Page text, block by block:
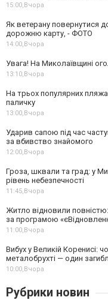
15:00, Вчора
Як ветерану повернутися
дорожню карту, - ФОТО
14:00, Вчора
Увага! На Миколаївщині
13:10, Вчора
На трьох популярних
паличку
13:00, Вчора
Ударив сапою під час
за вбивство знайомого
12:00, Вчора
Гроза, шквали та град: у
рівень небезпечності
11:45, Вчора
Житло відновили
за програмою
11:00, Вчора
Вибух у Великій Коренисі:
металобрухті — один
10:00, Вчора
Рубрики новин